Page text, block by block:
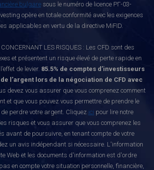
bulgaresous le numéro de licence РГ-03-
opère en totale conformité avec les exigences
applicables en vertu de la directive MiFID.
CONCERNANT LES RISQUES : Les CFD sont des
et présentent un risque élevé de perte rapide en
de levier. 85.5% de comptes d’investisseurs
l’argent lors de la négociation de CFD avec
devez vous assurer que vous comprenez comment
et que vous pouvez vous permettre de prendre le
perdre votre argent. Cliquez ici pour lire notre
risques et vous assurer que vous comprenez les
avant de poursuivre, en tenant compte de votre
un avis indépendant si nécessaire. L'information
Web et les documents d'information est d'ordre
en compte votre situation personnelle, financière,